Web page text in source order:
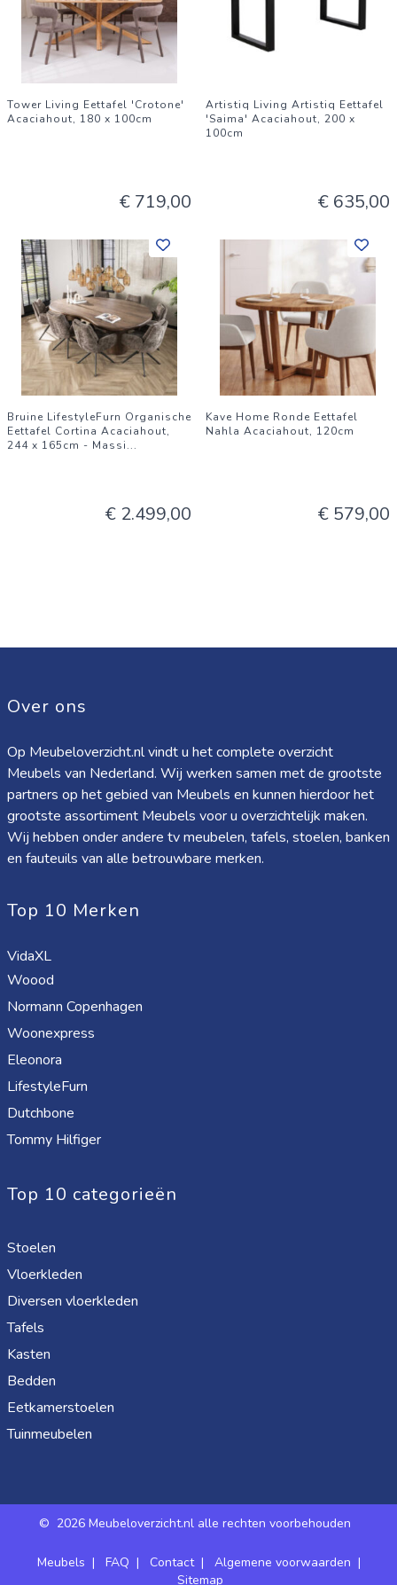
Tower Living Eettafel 'Crotone'
Acaciahout, 180 x 100cm
€ 719,00
Artistiq Living Artistiq Eettafel
'Saima' Acaciahout, 200 x
100cm
€ 635,00
Bruine LifestyleFurn Organische
Eettafel Cortina Acaciahout,
244 x 165cm - Massi...
€ 2.499,00
Kave Home Ronde Eettafel
Nahla Acaciahout, 120cm
€ 579,00
Over ons
Op Meubeloverzicht.nl vindt u het complete overzicht
Meubels van Nederland. Wij werken samen met de grootste
partners op het gebied van Meubels en kunnen hierdoor het
grootste assortiment Meubels voor u overzichtelijk maken.
Wij hebben onder andere tv meubelen, tafels, stoelen, banken
en fauteuils van alle betrouwbare merken.
Top 10 Merken
VidaXL
Woood
Normann Copenhagen
Woonexpress
Eleonora
LifestyleFurn
Dutchbone
Tommy Hilfiger
Top 10 categorieën
Stoelen
Vloerkleden
Diversen vloerkleden
Tafels
Kasten
Bedden
Eetkamerstoelen
Tuinmeubelen
© 2026 Meubeloverzicht.nl alle rechten voorbehouden
Meubels | FAQ | Contact| Algemene voorwaarden |
Sitemap